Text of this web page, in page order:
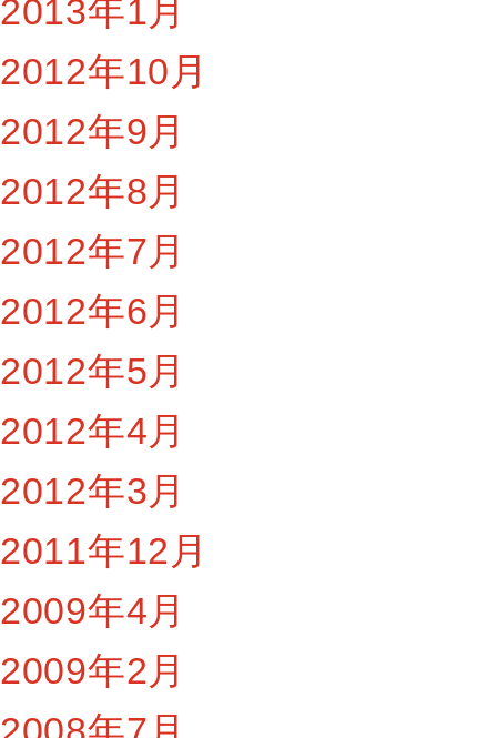
2013年1月
2012年10月
2012年9月
2012年8月
2012年7月
2012年6月
2012年5月
2012年4月
2012年3月
2011年12月
2009年4月
2009年2月